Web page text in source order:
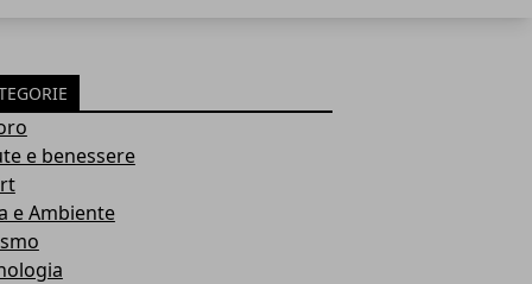
e benessere
e Ambiente